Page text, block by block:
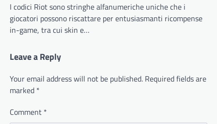
I codici Riot sono stringhe alfanumeriche uniche che i
giocatori possono riscattare per entusiasmanti ricompense
in-game, tra cui skin e…
Leave a Reply
Your email address will not be published. Required fields are
marked *
Comment *